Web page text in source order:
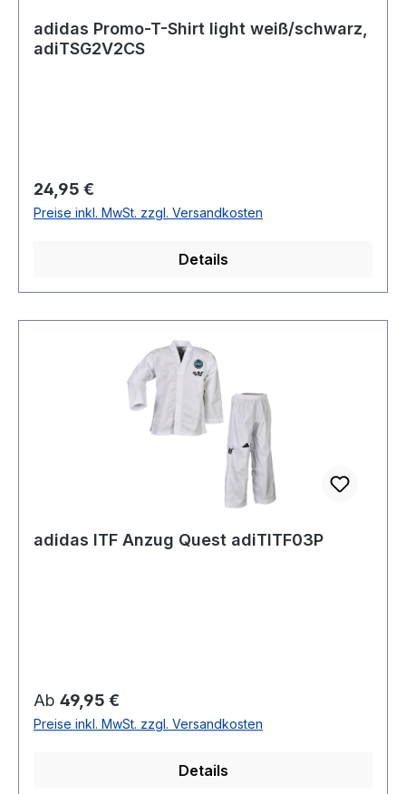
adidas Promo-T-Shirt light weiß/schwarz,
adiTSG2V2CS
Regulärer Preis:
24,95 €
Preise inkl. MwSt. zzgl. Versandkosten
Details
adidas ITF Anzug Quest adiTITF03P
Regulärer Preis:
Ab 49,95 €
Preise inkl. MwSt. zzgl. Versandkosten
Details